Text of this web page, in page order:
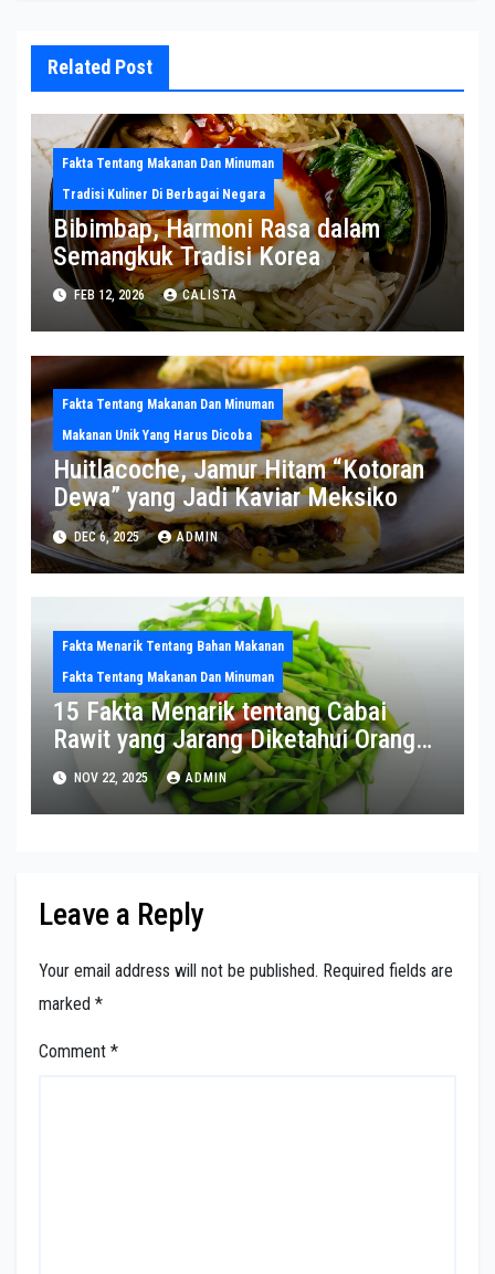
Related Post
Fakta Tentang Makanan Dan Minuman
Tradisi Kuliner Di Berbagai Negara
Bibimbap, Harmoni Rasa dalam
Semangkuk Tradisi Korea
FEB 12, 2026 CALISTA
Fakta Tentang Makanan Dan Minuman
Makanan Unik Yang Harus Dicoba
Huitlacoche, Jamur Hitam “Kotoran
Dewa” yang Jadi Kaviar Meksiko
DEC 6, 2025 ADMIN
Fakta Menarik Tentang Bahan Makanan
Fakta Tentang Makanan Dan Minuman
15 Fakta Menarik tentang Cabai
Rawit yang Jarang Diketahui Orang
Indonesia
NOV 22, 2025 ADMIN
Leave a Reply
Your email address will not be published. Required fields are
marked *
Comment *